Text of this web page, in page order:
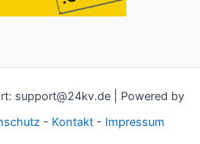
support@24kv.de | Powered by
- Kontakt - Impressum